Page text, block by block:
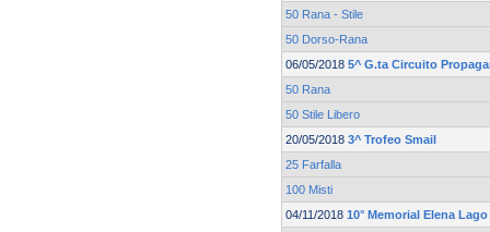
50 Rana - Stile
50 Dorso-Rana
06/05/2018 5^ G.ta Circuito
50 Rana
50 Stile Libero
20/05/2018 3^ Trofeo Smail
25 Farfalla
100 Misti
04/11/2018 10° Memorial Elena Lago